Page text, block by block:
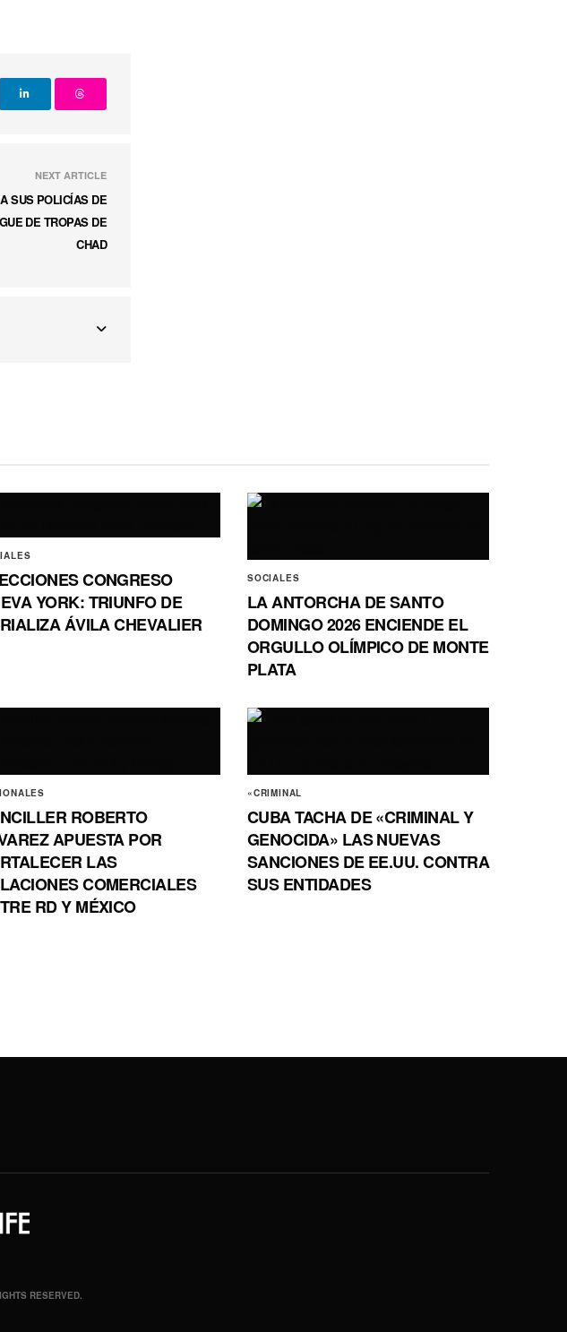
NEXT ARTICLE
SUS POLICÍAS DE
DE TROPAS DE
CHAD
CONGRESO
YORK: TRIUNFO DE
ÁVILA CHEVALIER
SOCIALES
LA ANTORCHA DE SANTO
DOMINGO 2026 ENCIENDE EL
ORGULLO OLÍMPICO DE MONTE
PLATA
ROBERTO
APUESTA POR
LAS
COMERCIALES
RD Y MÉXICO
«CRIMINAL
CUBA TACHA DE «CRIMINAL Y
GENOCIDA» LAS NUEVAS
SANCIONES DE EE.UU. CONTRA
SUS ENTIDADES
RESERVED.